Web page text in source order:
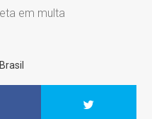
em multa